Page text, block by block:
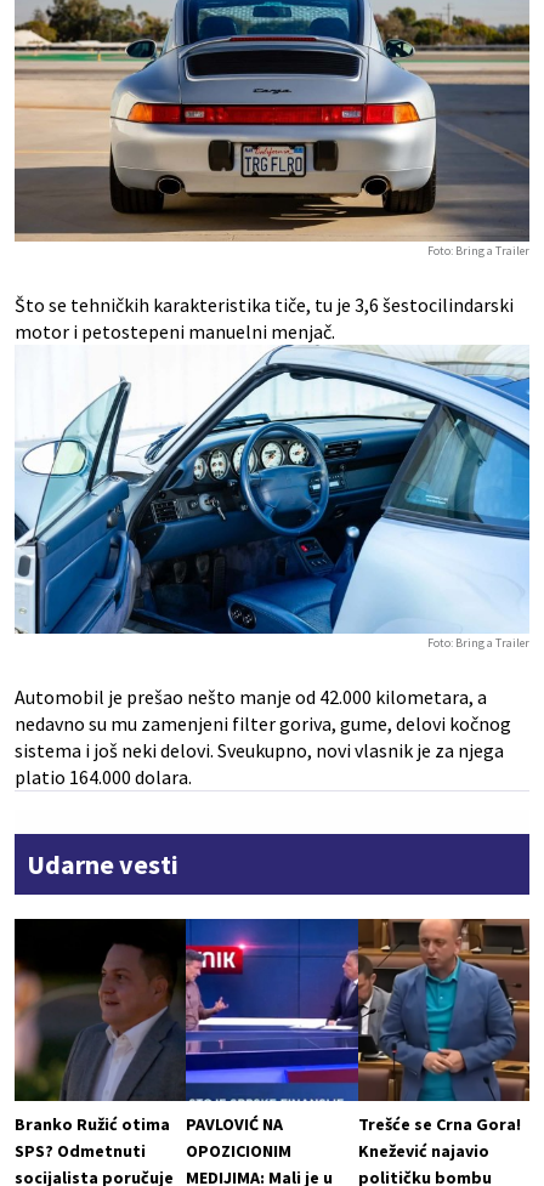
Foto: Bring a Trailer
Što se tehničkih karakteristika tiče, tu je 3,6 šestocilindarski
motor i petostepeni manuelni menjač.
Foto: Bring a Trailer
Automobil je prešao nešto manje od 42.000 kilometara, a
nedavno su mu zamenjeni filter goriva, gume, delovi kočnog
sistema i još neki delovi. Sveukupno, novi vlasnik je za njega
platio 164.000 dolara.
Udarne vesti
Branko Ružić otima
SPS? Odmetnuti
socijalista poručuje
PAVLOVIĆ NA
OPOZICIONIM
MEDIJIMA: Mali je u
Trešće se Crna Gora!
Knežević najavio
političku bombu